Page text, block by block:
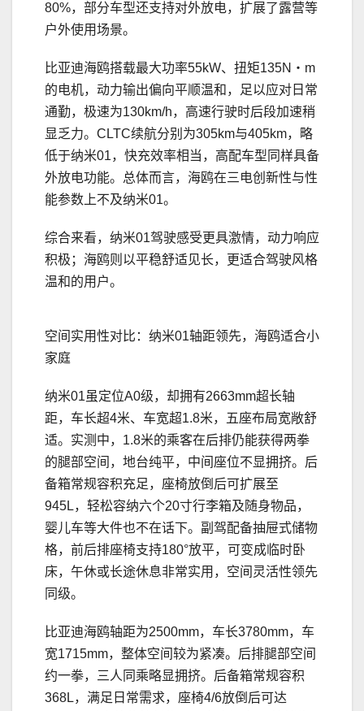
80%，部分车型还支持对外放电，扩展了露营等
户外使用场景。
比亚迪海鸥搭载最大功率55kW、扭矩135N・m
的电机，动力输出偏向平顺温和，足以应对日常
通勤，极速为130km/h，高速行驶时后段加速稍
显乏力。CLTC续航分别为305km与405km，略
低于纳米01，快充效率相当，高配车型同样具备
外放电功能。总体而言，海鸥在三电创新性与性
能参数上不及纳米01。
综合来看，纳米01驾驶感受更具激情，动力响应
积极；海鸥则以平稳舒适见长，更适合驾驶风格
温和的用户。
空间实用性对比：纳米01轴距领先，海鸥适合小
家庭
纳米01虽定位A0级，却拥有2663mm超长轴
距，车长超4米、车宽超1.8米，五座布局宽敞舒
适。实测中，1.8米的乘客在后排仍能获得两拳
的腿部空间，地台纯平，中间座位不显拥挤。后
备箱常规容积充足，座椅放倒后可扩展至
945L，轻松容纳六个20寸行李箱及随身物品，
婴儿车等大件也不在话下。副驾配备抽屉式储物
格，前后排座椅支持180°放平，可变成临时卧
床，午休或长途休息非常实用，空间灵活性领先
同级。
比亚迪海鸥轴距为2500mm，车长3780mm，车
宽1715mm，整体空间较为紧凑。后排腿部空间
约一拳，三人同乘略显拥挤。后备箱常规容积
368L，满足日常需求，座椅4/6放倒后可达